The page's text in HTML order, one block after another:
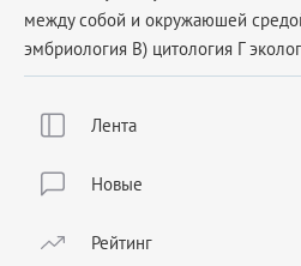
Лента
Новые
Рейтинг
между собой и окружаюшей
эмбриология В) цитология Г